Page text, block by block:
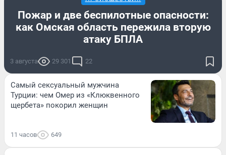
Пожар и две беспилотные опасности:
как Омская область пережила вторую
атаку БПЛА
3 августа 29 301 22
Самый сексуальный мужчина
Турции: чем Омер из «Клюквенного
щербета» покорил женщин
11 часов 649